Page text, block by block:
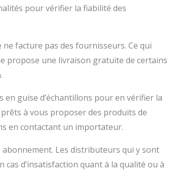
pour vérifier la fiabilité des
facture pas des fournisseurs. Ce qui
propose une livraison gratuite de certains
guise d’échantillons pour en vérifier la
à vous proposer des produits de
en contactant un importateur.
abonnement. Les distributeurs qui y sont
d’insatisfaction quant à la qualité ou à